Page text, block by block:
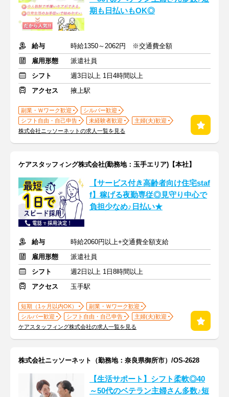
期も日払いもOK◎
給与
時給1350～2062円 ※交通費全額
雇用形態
派遣社員
シフト
週3日以上 1日4時間以上
アクセス
掖上駅
副業・Ｗワーク歓迎
シルバー歓迎
シフト自由・自己申告
未経験者歓迎
主婦(夫)歓迎
株式会社ニッソーネットの求人一覧を見る
ケアスタッフィング株式会社(勤務地：玉手エリア)【本社】
【サービス付き高齢者向け住宅staf
f】稼げる夜勤専従◎見守り中心で
負担少なめ♪日払い★
給与
時給2060円以上+交通費全額支給
雇用形態
派遣社員
シフト
週2日以上 1日8時間以上
アクセス
玉手駅
短期（1ヶ月以内OK）
副業・Ｗワーク歓迎
シルバー歓迎
シフト自由・自己申告
主婦(夫)歓迎
ケアスタッフィング株式会社の求人一覧を見る
株式会社ニッソーネット（勤務地：奈良県御所市）/OS-2628
【生活サポート】シフト柔軟◎40
～50代のベテラン主婦さん多数♪短